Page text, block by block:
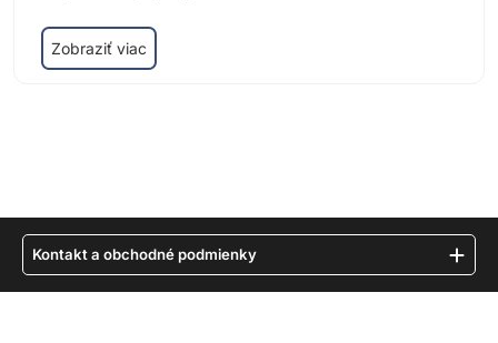
Zobraziť viac
Kontakt a obchodné podmienky